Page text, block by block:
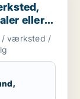
eller
/ værksted /